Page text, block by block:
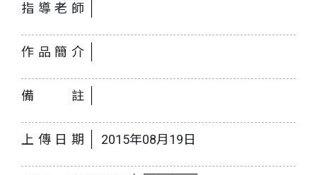
指導老師
作品簡介
備註
上傳日期 2015年08月19日